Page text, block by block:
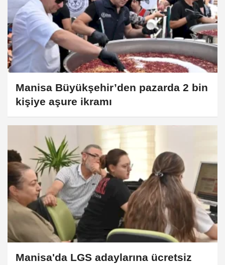
Manisa Büyükşehir’den pazarda 2 bin
kişiye aşure ikramı
Manisa'da LGS adaylarına ücretsiz